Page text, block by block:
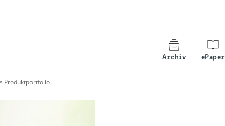
Archiv ePaper
Produktportfolio